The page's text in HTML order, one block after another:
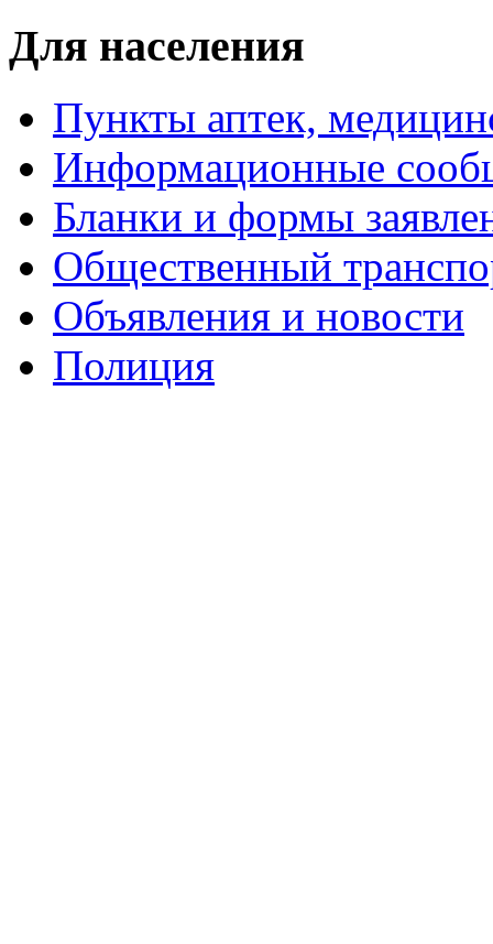
Для населения
Пункты аптек,
Информационные
Бланки и формы
Общественный
Объявления и новости
Полиция